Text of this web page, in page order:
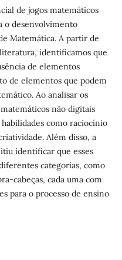
de jogos matemáticos
o desenvolvimento
Matemática. A partir de
identificamos que
de elementos
de elementos que podem
Ao analisar os
não digitais
como raciocínio
Além disso, a
identificar que esses
categorias, como
cabeças, cada uma com
para o processo de ensino